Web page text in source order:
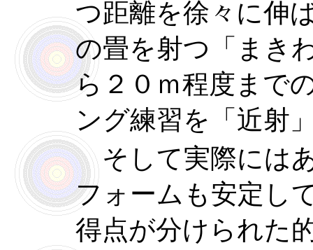
つ距離を徐々に伸
の畳を射つ「まき
ら２０ｍ程度まで
ング練習を「近射
そして実際には
フォームも安定し
得点が分けられた